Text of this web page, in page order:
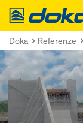
Doka
Doka Referenze